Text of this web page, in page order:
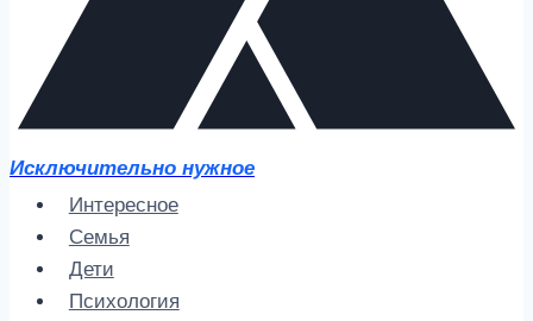
Исключительно нужное
Интересное
Семья
Дети
Психология